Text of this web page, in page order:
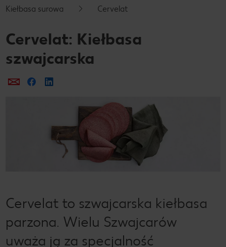
Kiełbasa surowa
Cervelat
Cervelat: Kiełbasa
szwajcarska
Prześlij e-mailem
Udostępnij na Facebooku
Cervelat to szwajcarska kiełbasa
parzona. Wielu Szwajcarów
uważa ją za specjalność